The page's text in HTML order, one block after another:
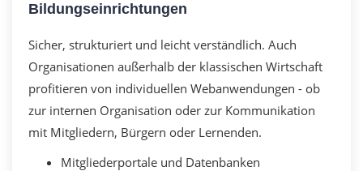
Bildungseinrichtungen
Sicher, strukturiert und leicht verständlich. Auch
Organisationen außerhalb der klassischen Wirtschaft
profitieren von individuellen Webanwendungen - ob
zur internen Organisation oder zur Kommunikation
mit Mitgliedern, Bürgern oder Lernenden.
Mitgliederportale und Datenbanken